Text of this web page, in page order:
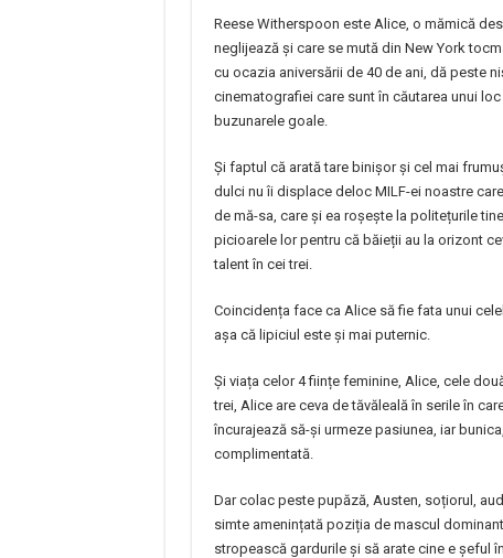
Reese Witherspoon este Alice, o mămică
neglijează și care se mută din New York
cu ocazia aniversării de 40 de ani, dă peste
cinematografiei care sunt în căutarea unui
buzunarele goale.
Și faptul că arată tare binișor și cel mai
dulci nu îi displace deloc MILF-ei noastre
de mă-sa, care și ea roșește la politețurile
picioarele lor pentru că băieții au la orizont
talent în cei trei.
Coincidența face ca Alice să fie fata unui
așa că lipiciul este și mai puternic.
Și viața celor 4 ființe feminine, Alice, cele
trei, Alice are ceva de tăvăleală în serile în
încurajează să-și urmeze pasiunea, iar
complimentată.
Dar colac peste pupăză, Austen, soțiorul,
simte amenințată poziția de mascul
stropească gardurile și să arate cine e șeful